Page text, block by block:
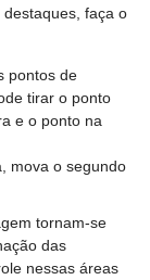
faça o
pontos de
tirar o ponto
e o ponto na
mova o segundo
tornam-se
das
nessas áreas